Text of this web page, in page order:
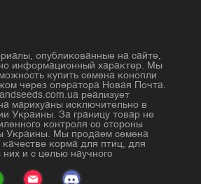
опубликованные на сайте,
информационный характер. Мы
купить семена конопли
через оператора Новая Почта.
реализует
марихуаны исключительно в
Украины. За границу товар не
контроля со стороны
Украины. Мы продаем семена
качестве корма для птиц, для
и с целью научного